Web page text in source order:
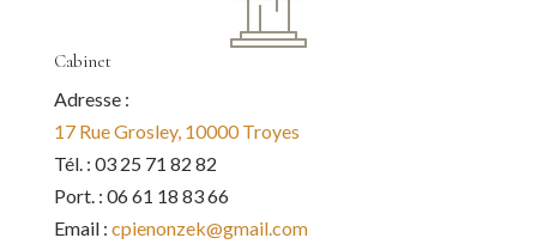
Cabinet
Adresse :
17 Rue Grosley, 10000 Troyes
Tél. : 03 25 71 82 82
Port. : 06 61 18 83 66
Email : cpienonzek@gmail.com